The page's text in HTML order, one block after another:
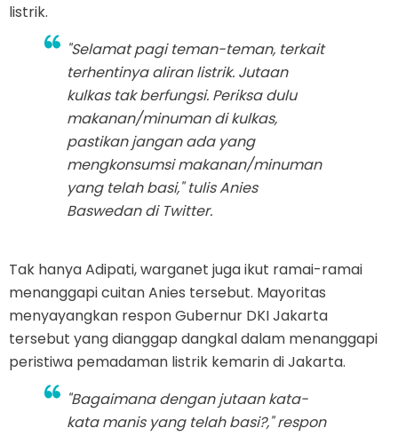
listrik.
"Selamat pagi teman-teman, terkait
terhentinya aliran listrik. Jutaan
kulkas tak berfungsi. Periksa dulu
makanan/minuman di kulkas,
pastikan jangan ada yang
mengkonsumsi makanan/minuman
yang telah basi," tulis Anies
Baswedan di Twitter.
Tak hanya Adipati, warganet juga ikut ramai-ramai
menanggapi cuitan Anies tersebut. Mayoritas
menyayangkan respon Gubernur DKI Jakarta
tersebut yang dianggap dangkal dalam menanggapi
peristiwa pemadaman listrik kemarin di Jakarta.
"Bagaimana dengan jutaan kata-
kata manis yang telah basi?," respon